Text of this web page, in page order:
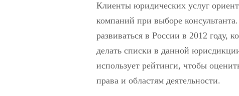
Клиенты юридических услуг
компаний при выборе
развиваться в России в 2012 году,
делать списки в данной
использует рейтинги, чтобы
права и областям деятельности.